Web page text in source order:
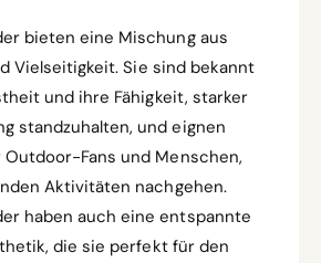
bieten eine Mischung aus
Vielseitigkeit. Sie sind bekannt
und ihre Fähigkeit, starker
standzuhalten, und eignen
Fans und Menschen,
Aktivitäten nachgehen.
haben auch eine entspannte
die sie perfekt für den